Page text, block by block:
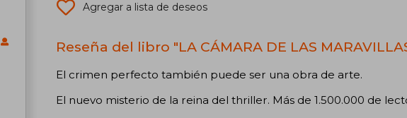
Agregar a lista de deseos
Reseña del libro "LA CÁMARA DE LAS
El crimen perfecto también puede ser una obra de arte.
El nuevo misterio de la reina del thriller. Más de 1.500.000 de